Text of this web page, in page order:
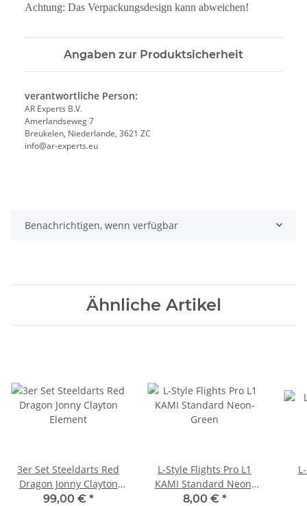
Achtung: Das Verpackungsdesign kann abweichen!
Angaben zur Produktsicherheit
verantwortliche Person:
AR Experts B.V.
Amerlandseweg 7
Breukelen, Niederlande, 3621 ZC
info@ar-experts.eu
Benachrichtigen, wenn verfügbar
Ähnliche Artikel
3er Set Steeldarts Red
Dragon Jonny Clayton
Element
99,00 € *
L-Style Flights Pro L1
KAMI Standard Neon-
Green
8,00 € *